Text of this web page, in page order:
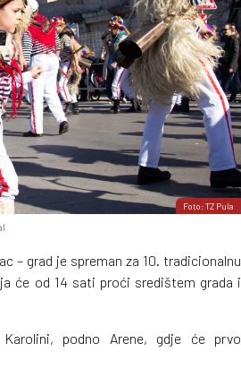
Foto: TZ Pula
– grad je spreman za 10. tradicionalnu
će od 14 sati proći središtem grada i
podno Arene, gdje će prvo